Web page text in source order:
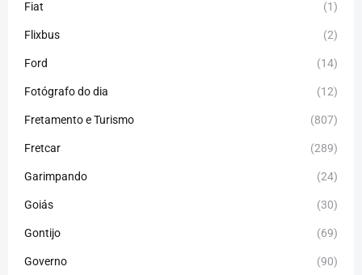
Fiat (1)
Flixbus (2)
Ford (14)
Fotógrafo do dia (12)
Fretamento e Turismo (807)
Fretcar (289)
Garimpando (24)
Goiás (30)
Gontijo (69)
Governo (90)